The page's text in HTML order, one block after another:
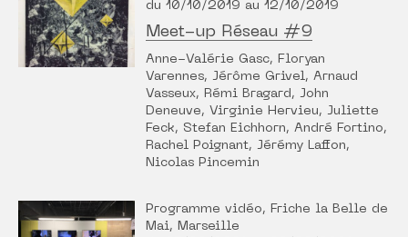
du 10/10/2019 au 12/10/2019
Meet-up Réseau #9
Anne-Valérie Gasc, Floryan
Varennes, Jérôme Grivel, Arnaud
Vasseux, Rémi Bragard, John
Deneuve, Virginie Hervieu, Juliette
Feck, Stefan Eichhorn, André Fortino,
Rachel Poignant, Jérémy Laffon,
Nicolas Pincemin
Programme vidéo, Friche la Belle de
Mai, Marseille